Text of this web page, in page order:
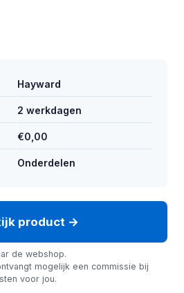
Hayward
2 werkdagen
€0,00
Onderdelen
product →
de webshop.
mogelijk een commissie bij
voor jou.